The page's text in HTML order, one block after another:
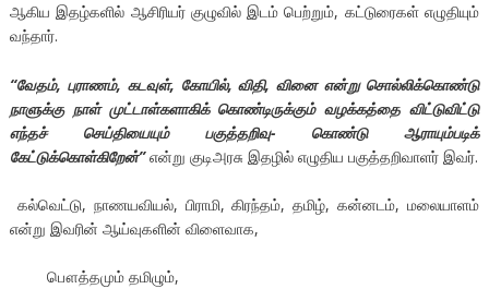
ஆகிய இதழ்களில் ஆசிரியர் குழுவில் இடம் பெற்றும், கட்டுரைகள் எழுதியும்
வந்தார்.
“வேதம், புராணம், கடவுள், கோயில், விதி, வினை என்று சொல்லிக்கொண்டு
நாளுக்கு நாள் முட்டாள்களாகிக் கொண்டிருக்கும் வழக்கத்தை விட்டுவிட்டு
எந்தச் செய்தியையும் பகுத்தறிவு- கொண்டு ஆராயும்படிக்
கேட்டுக்கொள்கிறேன்”என்று குடிஅரசு இதழில் எழுதிய பகுத்தறிவாளர் இவர்.
கல்வெட்டு, நாணயவியல், பிராமி, கிரந்தம், தமிழ், கன்னடம், மலையாளம்
என்று இவரின் ஆய்வுகளின் விளைவாக,
பௌத்தமும் தமிழும்,